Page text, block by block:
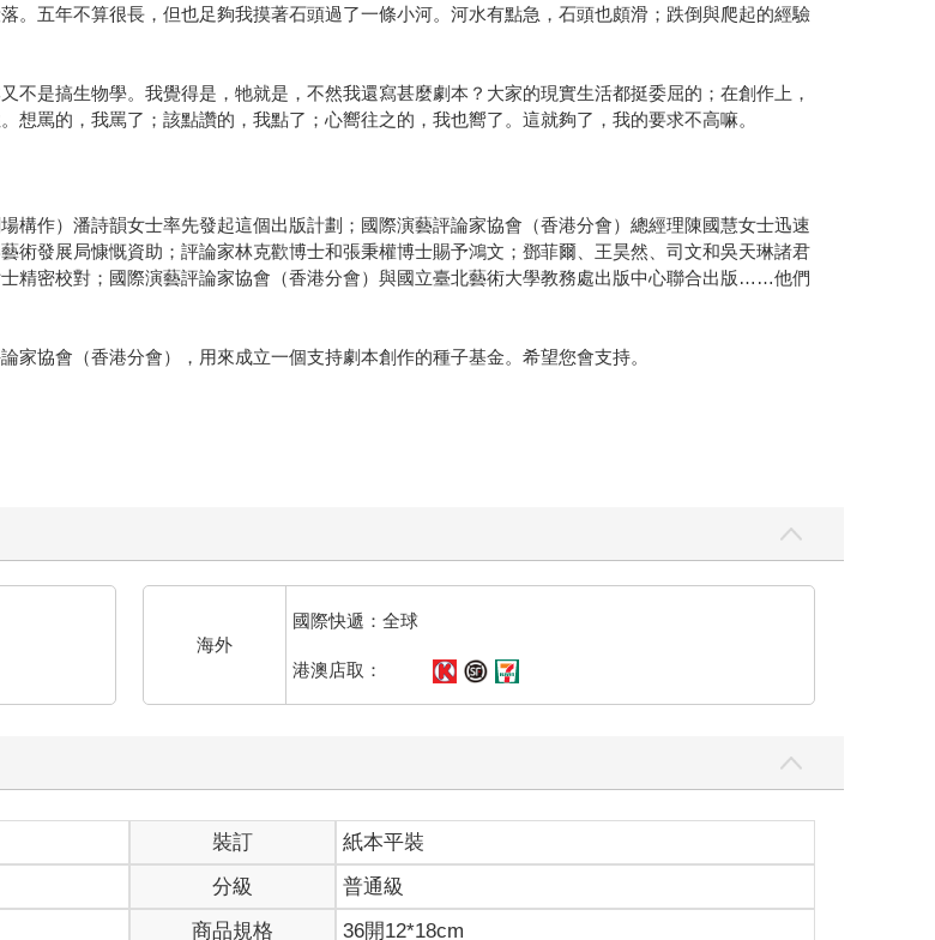
。五年不算很長，但也足夠我摸著石頭過了一條小河。河水有點急，石頭也頗滑；跌倒與爬起的經驗
是搞生物學。我覺得是，牠就是，不然我還寫甚麼劇本？大家的現實生活都挺委屈的；在創作上，
罵的，我罵了；該點讚的，我點了；心嚮往之的，我也嚮了。這就夠了，我的要求不高嘛。
構作）潘詩韻女士率先發起這個出版計劃；國際演藝評論家協會（香港分會）總經理陳國慧女士迅速
術發展局慷慨資助；評論家林克歡博士和張秉權博士賜予鴻文；鄧菲爾、王昊然、司文和吳天琳諸君
精密校對；國際演藝評論家協會（香港分會）與國立臺北藝術大學教務處出版中心聯合出版……他們
協會（香港分會），用來成立一個支持劇本創作的種子基金。希望您會支持。
海外
國際快遞：全球
港澳店取：
裝訂
紙本平裝
分級
普通級
商品規格 36開12*18cm